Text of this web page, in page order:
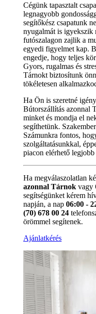
Cégünk tapasztalt
legnagyobb
segítőkész csapatunk
nyugalmát is
futószalagon zajlik a
egyedi figyelmet kap.
engedje, hogy teljes
Gyors, rugalmas és
Tárnokt biztosítunk
tökéletesen
Ha Ön is szeretné
Bútorszállítás azonnal
minket és mondja el
segíthetünk.
Számunkra fontos,
szolgáltatásunkkal,
piacon elérhető
Ha megválaszolatlan
azonnal Tárnok vagy
segítségünket kérem
napján, a nap 06:00 -
(70) 678 00 24
örömmel segítenek.
Ajánlatkérés